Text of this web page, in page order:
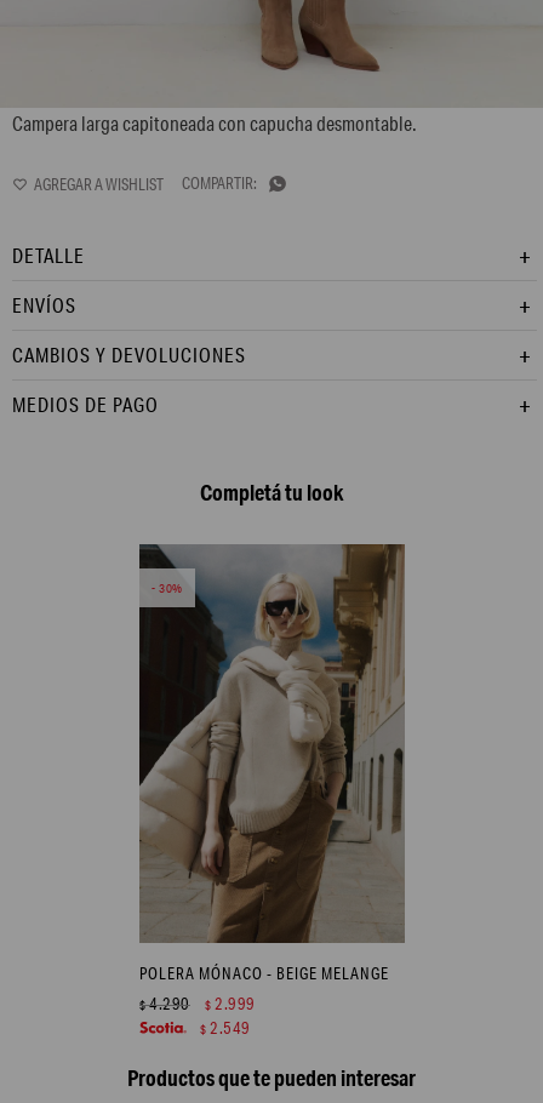
Campera larga capitoneada con capucha desmontable.

DETALLE
ENVÍOS
CAMBIOS Y DEVOLUCIONES
MEDIOS DE PAGO
Completá tu look
30
POLERA MÓNACO - BEIGE MELANGE
$4.290 $ 2.999
$ 2.549
Productos que te pueden interesar